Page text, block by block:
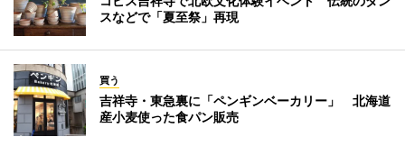
スなどで「夏至祭」再現
買う
吉祥寺・東急裏に「ペンギンベーカリー」 北海道
産小麦使った食パン販売